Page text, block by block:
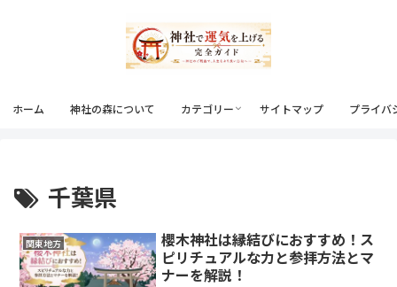
ホーム 神社の森について カテゴリー サイトマップ プライバ
千葉県
関東地方
櫻木神社は縁結びにおすすめ！ス
ピリチュアルな力と参拝方法とマ
ナーを解説！